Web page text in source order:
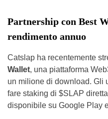
Partnership con Best
rendimento annuo
Catslap ha recentemente
Wallet, una piattaforma
un milione di download. Gli
fare staking di $SLAP
disponibile su Google Play